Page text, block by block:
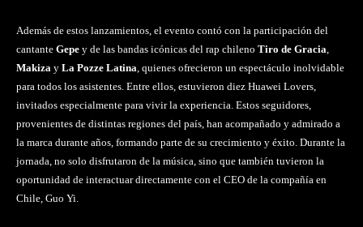
Además de estos lanzamientos, el evento contó con la participación del
cantante Gepe y de las bandas icónicas del rap chileno Tiro de Gracia,
Makiza y La Pozze Latina, quienes ofrecieron un espectáculo inolvidable
para todos los asistentes. Entre ellos, estuvieron diez Huawei Lovers,
invitados especialmente para vivir la experiencia. Estos seguidores,
provenientes de distintas regiones del país, han acompañado y admirado a
la marca durante años, formando parte de su crecimiento y éxito. Durante la
jornada, no solo disfrutaron de la música, sino que también tuvieron la
oportunidad de interactuar directamente con el CEO de la compañía en
Chile, Guo Yi.